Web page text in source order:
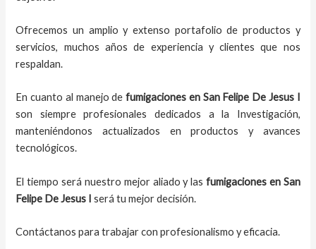
Ofrecemos un amplio y extenso portafolio de productos y
servicios, muchos años de experiencia y clientes que nos
respaldan.
En cuanto al manejo de fumigaciones en San Felipe De Jesus I
son siempre profesionales dedicados a la Investigación,
manteniéndonos actualizados en productos y avances
tecnológicos.
El tiempo será nuestro mejor aliado ylas fumigaciones en San
Felipe De Jesus I será tu mejor decisión.
Contáctanos para trabajar con profesionalismo y eficacia.